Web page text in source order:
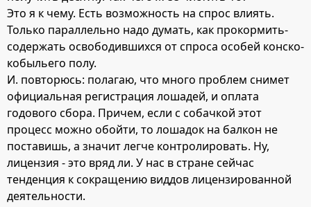
Это я к чему. Есть возможность на спрос влиять.
Только параллельно надо думать, как прокормить-
содержать освободившихся от спроса особей конско-
кобыльего полу.
И. повторюсь: полагаю, что много проблем снимет
официальная регистрация лошадей, и оплата
годового сбора. Причем, если с собачкой этот
процесс можно обойти, то лошадок на балкон не
поставишь, а значит легче контролировать. Ну,
лицензия - это вряд ли. У нас в стране сейчас
тенденция к сокращению виддов лицензированной
деятельности.